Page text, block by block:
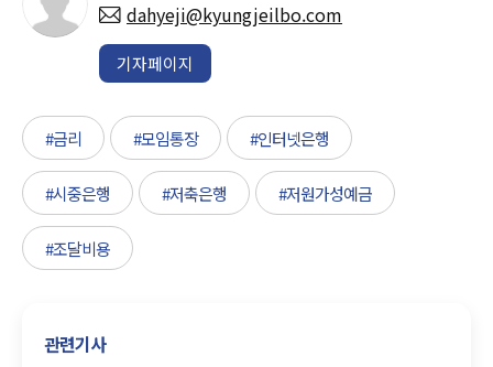
dahyeji@kyungjeilbo.com
기자페이지
#금리 #모임통장 #인터넷은행
#시중은행 #저축은행 #저원가성예금
#조달비용
관련기사